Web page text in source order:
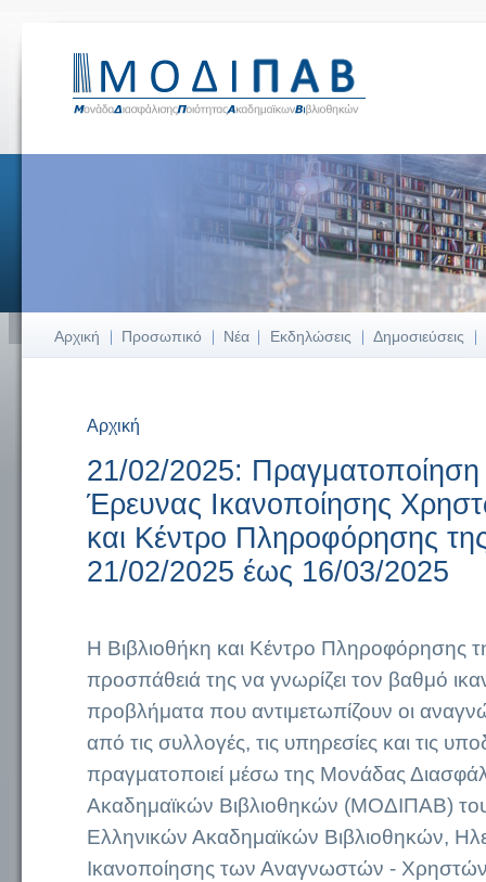
Αρχική Προσωπικό Νέα Εκδηλώσεις Δημοσιεύσεις
Είστε εδώ
Αρχική
21/02/2025: Πραγματοποίηση
Έρευνας Ικανοποίησης
και Κέντρο Πληροφόρησης
21/02/2025 έως 16/03/2025
Η Βιβλιοθήκη και Κέντρο Πληροφόρησης
προσπάθειά της να γνωρίζει τον βαθμό
προβλήματα που αντιμετωπίζουν οι
από τις συλλογές, τις υπηρεσίες και τις
πραγματοποιεί μέσω της Μονάδας
Ακαδημαϊκών Βιβλιοθηκών (ΜΟΔΙΠΑΒ)
Ελληνικών Ακαδημαϊκών Βιβλιοθηκών,
Ικανοποίησης των Αναγνωστών -